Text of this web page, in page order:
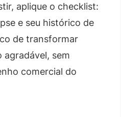
aplique o checklist:
e seu histórico de
de transformar
agradável, sem
comercial do